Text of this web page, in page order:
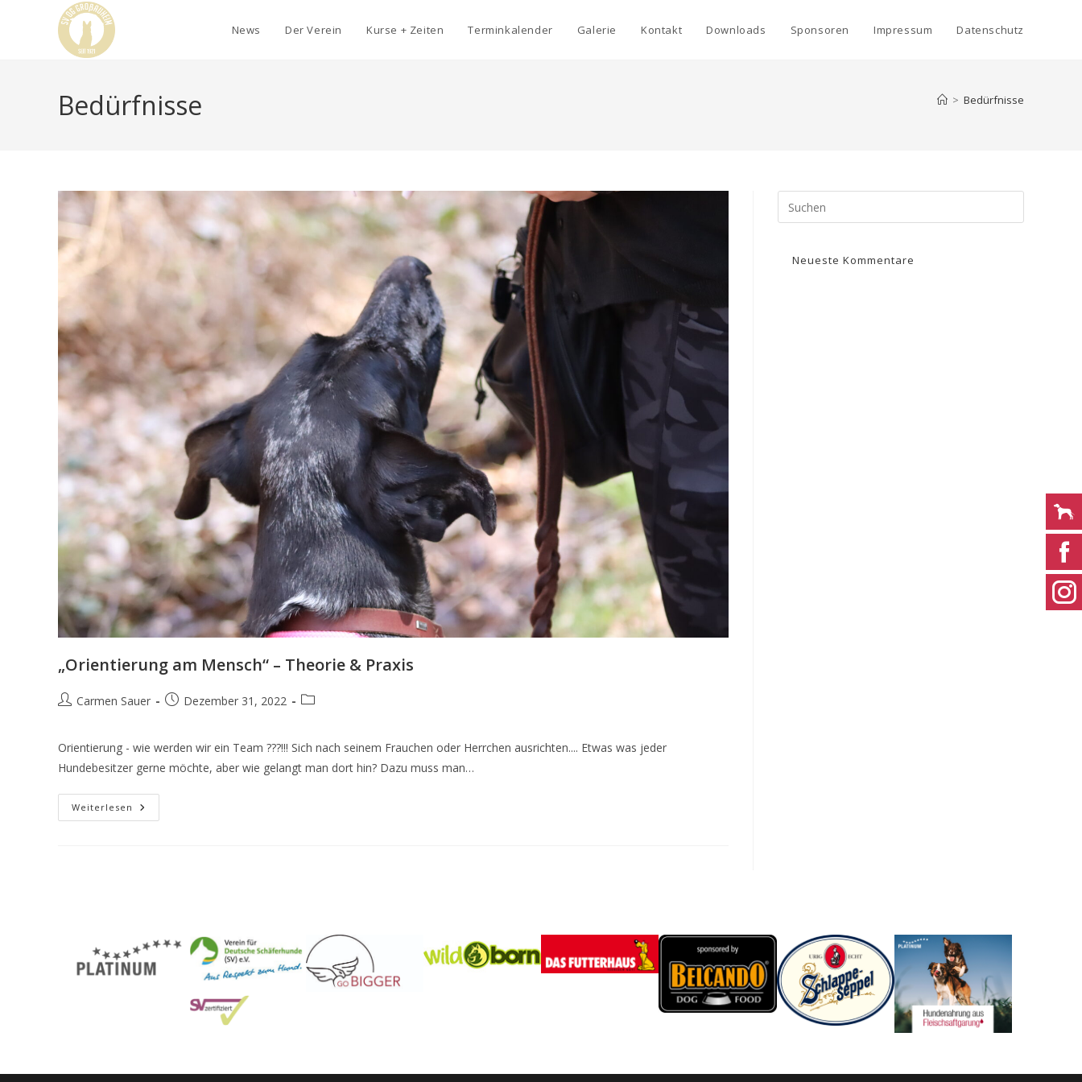
News Der Verein Kurse + Zeiten Terminkalender Galerie Kontakt Downloads Sponsoren Impressum Datenschutz
Bedürfnisse > Bedürfnisse
„Orientierung am Mensch“ – Theorie & Praxis
Carmen Sauer Dezember 31, 2022
Orientierung - wie werden wir ein Team ???!!! Sich nach seinem Frauchen oder Herrchen ausrichten.... Etwas was jeder
Hundebesitzer gerne möchte, aber wie gelangt man dort hin? Dazu muss man…
Weiterlesen
Neueste Kommentare